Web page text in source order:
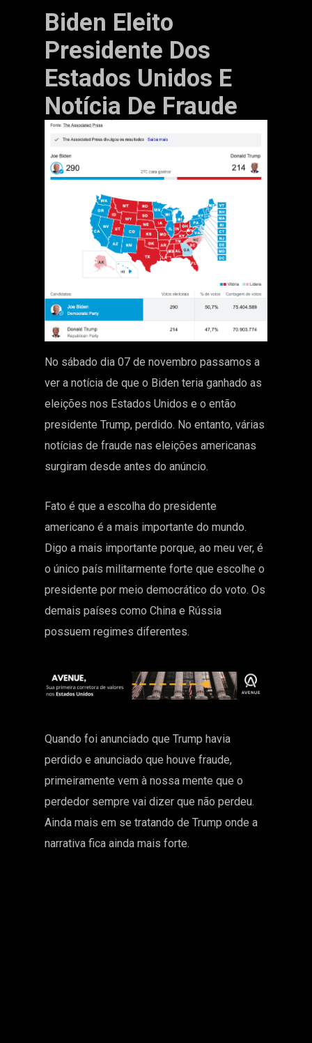
Biden Eleito
Presidente Dos
Estados Unidos E
Notícia De Fraude
No sábado dia 07 de novembro passamos a
ver a notícia de que o Biden teria ganhado as
eleições nos Estados Unidos e o então
presidente Trump, perdido. No entanto, várias
notícias de fraude nas eleições americanas
surgiram desde antes do anúncio.
Fato é que a escolha do presidente
americano é a mais importante do mundo.
Digo a mais importante porque, ao meu ver, é
o único país militarmente forte que escolhe o
presidente por meio democrático do voto. Os
demais países comoChina e Rússia
possuem regimes diferentes.
Quando foi anunciado que Trump havia
perdido e anunciado que houve fraude,
primeiramente vem à nossa mente que o
perdedor sempre vai dizer que não perdeu.
Ainda mais em se tratando de Trump onde a
narrativa fica ainda mais forte.